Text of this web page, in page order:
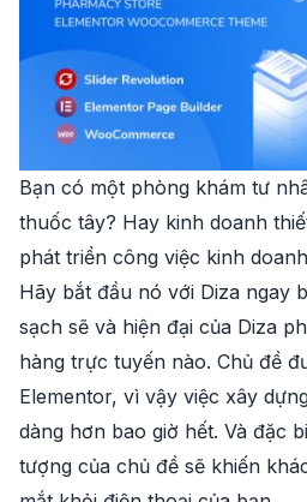
Bạn có một phòng khám tư
thuốc tây? Hay kinh doanh
phát triển công việc kinh
Hãy bắt đầu nó với Diza ngay
sạch sẽ và hiện đại của Diza
hàng trực tuyến nào. Chủ đề
Elementor, vì vậy việc xây
dàng hơn bao giờ hết. Và đặc
tượng của chủ đề sẽ khiến